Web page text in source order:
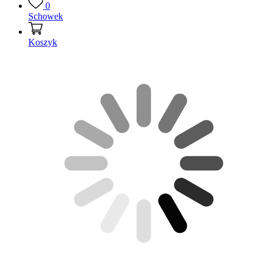
0
Schowek
Koszyk